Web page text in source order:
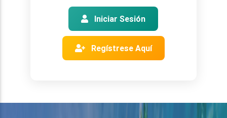
Iniciar Sesión
Regístrese Aquí